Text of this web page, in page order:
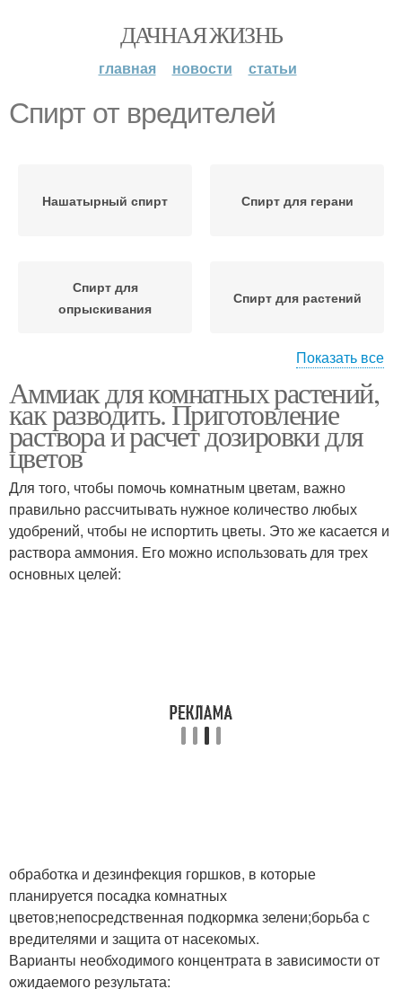
ДАЧНАЯ ЖИЗНЬ
главная новости статьи
Спирт от вредителей
Нашатырный спирт Спирт для герани
Спирт для
опрыскивания
Спирт для растений
Спирт для цветов Спирт для капусты
Спирт для рассады Спирт в огороде
Спирт в народной
медицине
Спирт от грибка
Спирт в медицине
Показать все
Аммиак для комнатных растений,
как разводить. Приготовление
раствора и расчет дозировки для
цветов
Для того, чтобы помочь комнатным цветам, важно
правильно рассчитывать нужное количество любых
удобрений, чтобы не испортить цветы. Это же касается и
раствора аммония. Его можно использовать для трех
основных целей:
обработка и дезинфекция горшков, в которые
планируется посадка комнатных
цветов;непосредственная подкормка зелени;борьба с
вредителями и защита от насекомых.
Варианты необходимого концентрата в зависимости от
ожидаемого результата: